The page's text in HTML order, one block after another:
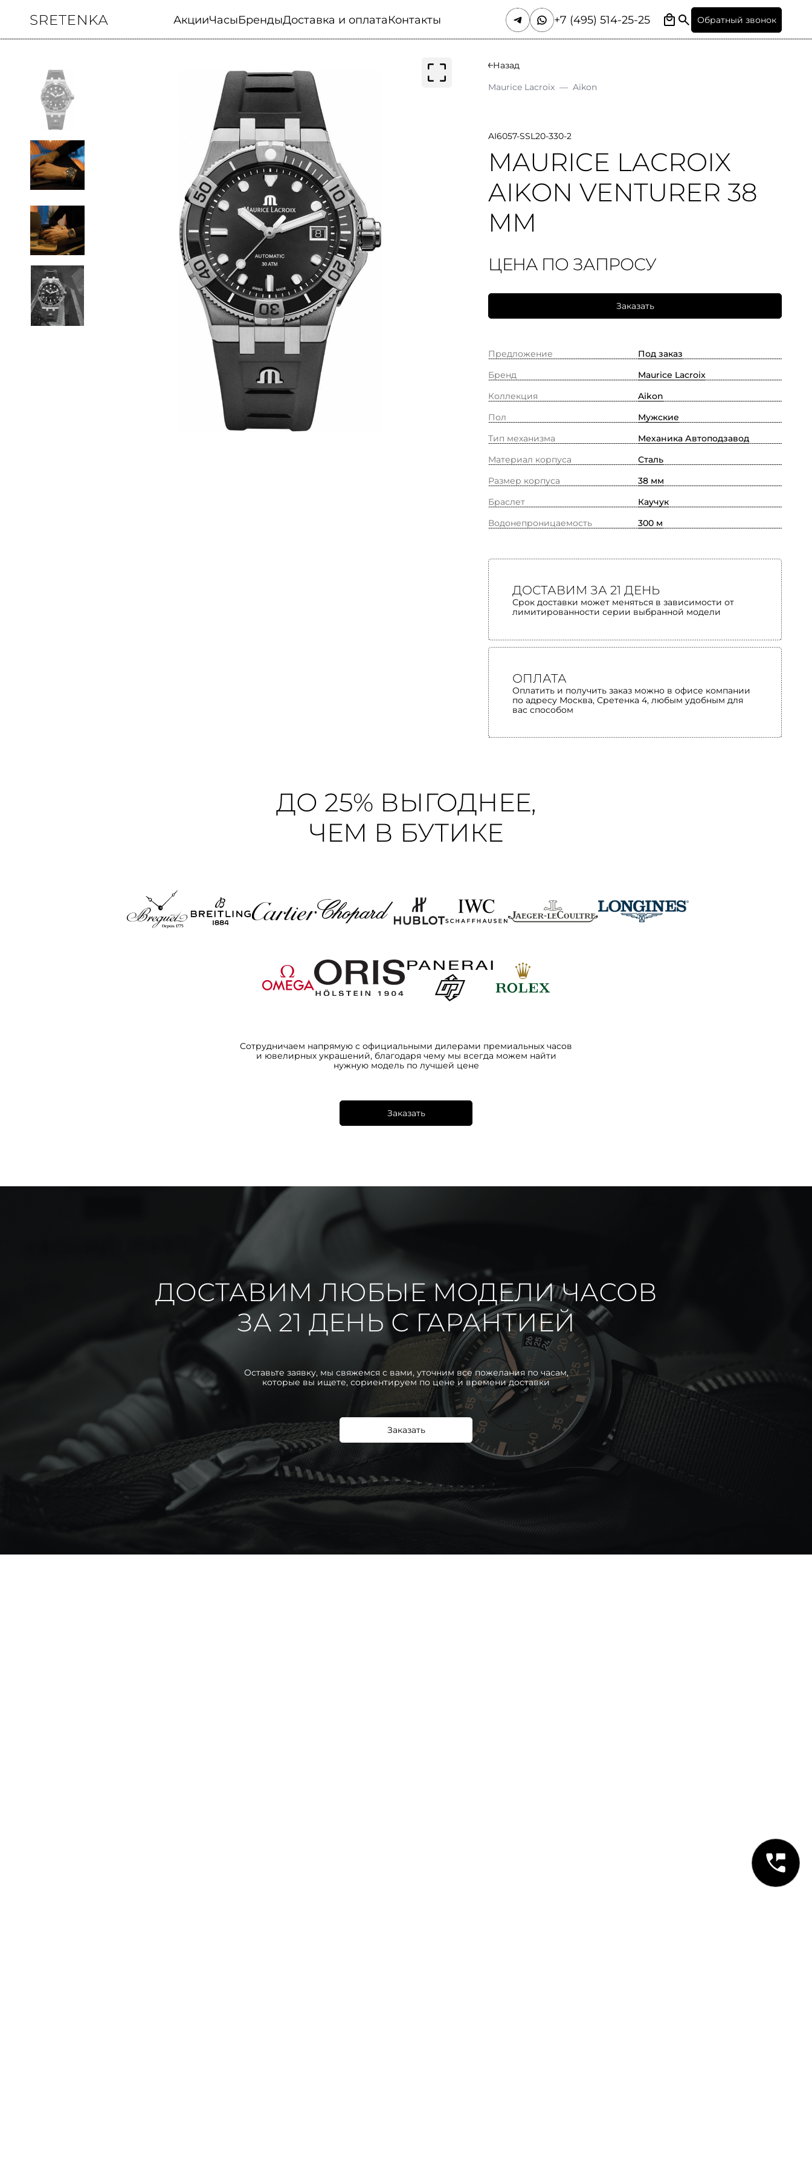
АкцииЧасыБрендыДоставка и оплатаКонтакты +7 (495) 514-25-25 Обратный звонок
Назад
Maurice Lacroix — Aikon
AI6057-SSL20-330-2
MAURICE LACROIX
AIKON VENTURER 38
MM
ЦЕНА ПО ЗАПРОСУ
Заказать
Предложение
Под заказ
Бренд
Maurice Lacroix
Коллекция
Aikon
Пол
Мужские
Тип механизма
Механика Автоподзавод
Материал корпуса
Сталь
Размер корпуса
38 мм
Браслет
Каучук
Водонепроницаемость
300 м
ДОСТАВИМ ЗА 21 ДЕНЬ
Срок доставки может меняться в зависимости от
лимитированности серии выбранной модели
ОПЛАТА
Оплатить и получить заказ можно в офисе компании
по адресу Москва, Сретенка 4, любым удобным для
вас способом
ДО 25% ВЫГОДНЕЕ,
ЧЕМ В БУТИКЕ
Сотрудничаем напрямую с официальными дилерами премиальных часов
и ювелирных украшений, благодаря чему мы всегда можем найти
нужную модель по лучшей цене
Заказать
ДОСТАВИМ ЛЮБЫЕ МОДЕЛИ ЧАСОВ
ЗА 21 ДЕНЬ С ГАРАНТИЕЙ
Оставьте заявку, мы свяжемся с вами, уточним все пожелания по часам,
которые вы ищете, сориентируем по цене и времени доставки
Заказать